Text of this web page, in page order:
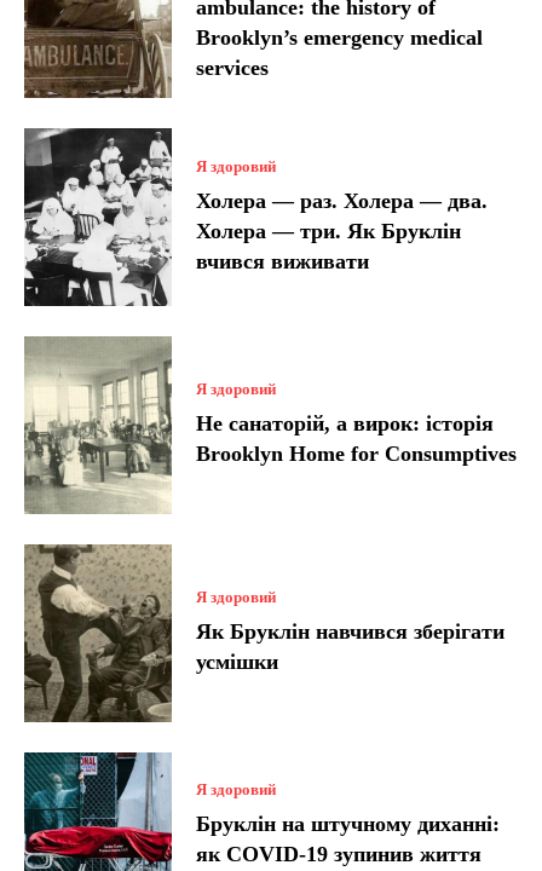
ambulance: the history of
Brooklyn’s emergency medical
services
Я здоровий
Холера — раз. Холера — два.
Холера — три. Як Бруклін
вчився виживати
Я здоровий
Не санаторій, а вирок: історія
Brooklyn Home for Consumptives
Я здоровий
Як Бруклін навчився зберігати
усмішки
Я здоровий
Бруклін на штучному диханні:
як COVID-19 зупинив життя